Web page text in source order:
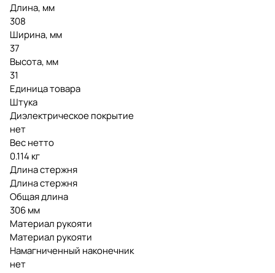
Длина, мм
308
Ширина, мм
37
Высота, мм
31
Единица товара
Штука
Диэлектрическое покрытие
нет
Вес нетто
0.114 кг
Длина стержня
Длина стержня
Общая длина
306 мм
Материал рукояти
Материал рукояти
Намагниченный наконечник
нет